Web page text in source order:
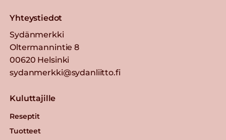
Yhteystiedot
Sydänmerkki
Oltermannintie 8
00620 Helsinki
sydanmerkki@sydanliitto.fi
Kuluttajille
Reseptit
Tuotteet